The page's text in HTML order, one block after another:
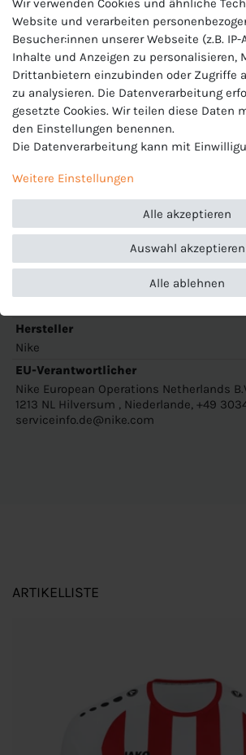
Nike Herren Shorts
Modell: Park III Short
Artikelnummer: BV6855
Passform:Slim fit, elastischer
Temperaturregulierung:
angenehmen und trockenen
100% Polyester
Hersteller
Nike
EU-Verantwortlicher
Nike European Operations Netherlands
1213 NL Hilversum , Niederlande, +49
serviceinfo.de@nike.com
ARTIKELLISTE
Wir verwenden Cookies und ähnliche
Website und verarbeiten
Besucher:innen unserer Webseite (z.B. IP-
Inhalte und Anzeigen zu personalisieren,
Drittanbietern einzubinden oder Zugriffe
zu analysieren. Die Datenverarbeitung
gesetzte Cookies. Wir teilen diese Daten
den Einstellungen benennen.
Die Datenverarbeitung kann mit
erteilt oder abgelehnt werden. Es besteht
einzuwilligen und die Einwilligung zu
Zeitpunkt zu ändern oder zu widerrufen.
Impressumund weitere Hinweise zur
personenbezogener Daten in unserer
Weitere Einstellungen
Alle akzeptieren
Alle ablehnen
Auswahl akzeptieren